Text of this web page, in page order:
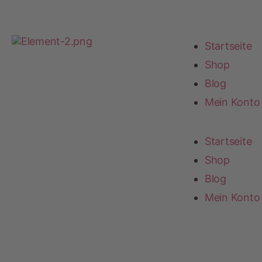
Startseite
Shop
Blog
Mein Konto
Startseite
Shop
Blog
Mein Konto